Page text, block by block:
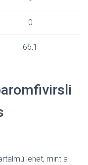
0
66,1
lehet, mint a